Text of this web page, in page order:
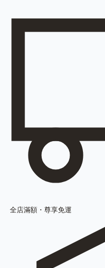
全店滿額・尊享免運